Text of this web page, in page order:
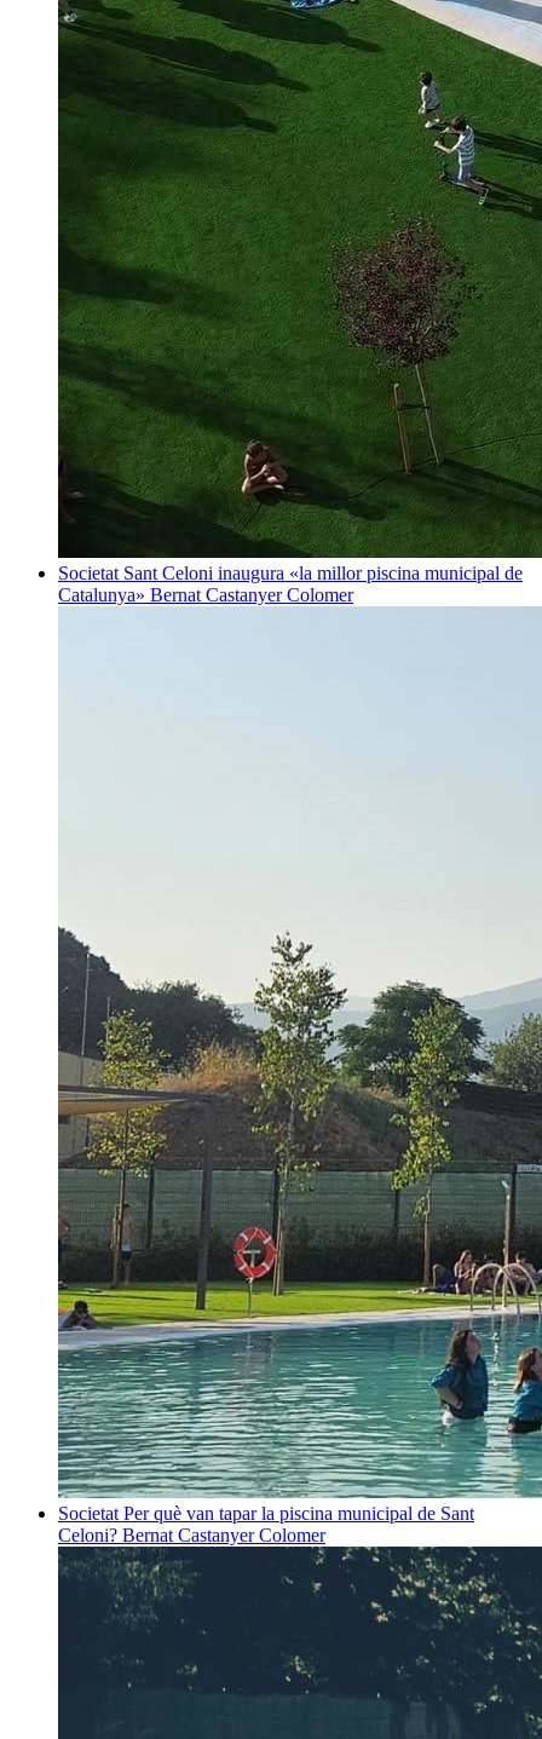
Societat Sant Celoni inaugura «la millor piscina municipal de
Catalunya» Bernat Castanyer Colomer
Societat Per què van tapar la piscina municipal de Sant
Celoni? Bernat Castanyer Colomer